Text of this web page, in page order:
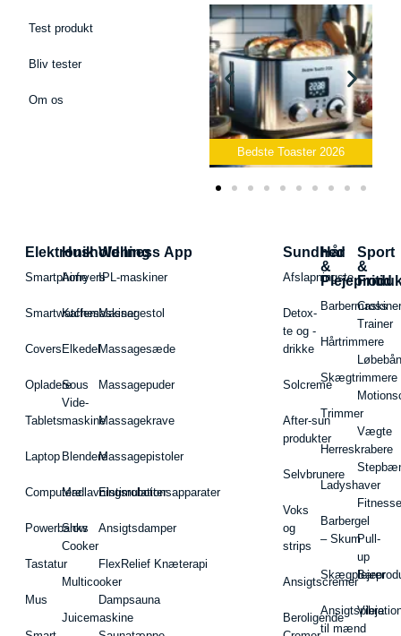
Test produkt
Bliv tester
Om os
Bedste Toaster 2026
Elektronik
Smartphone
Smartwatches
Covers
Opladere
Tablets
Laptop
Computere
Powerbanks
Tastatur
Mus
Husholdning
Airfryers
Kaffemaskiner
Elkedel
Sous
Vide-
maskine
Blendere
Madlavningsrobotter
Slow
Cooker
Multicooker
Juicemaskine
Wellness App
IPL-maskiner
Massagestol
Massagesæde
Massagepuder
Massagekrave
Massagepistoler
Elstimulationsapparater
Ansigtsdamper
FlexRelief Knæterapi
Dampsauna
Sundhed
Afslapningste
Detox-
te og -
drikke
Solcreme
After-sun
produkter
Selvbrunere
Voks
og
strips
Ansigtscremer
Beroligende
Hår
&
Hårtrimmere
Skægtrimmere
Trimmer
Herreskrabere
Ladyshaver
Barbergel
– Skum
Ansigtspleje
til mænd
Sport
&
Fritid
Cross
Trainer
Vægte
Pull-
up
Barer